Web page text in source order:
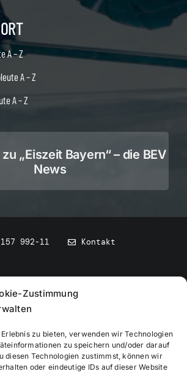
Zustimmung
zu bieten, verwenden wir Technologien
zu speichern und/oder darauf
diesen Technologien zustimmst, können wir
oder eindeutige IDs auf dieser Website
A – Z
A – Z
A – Z
„Eiszeit Bayern“ – die BEV
News
992-11 Kontakt
• BEV Bayerischer Eissportverband